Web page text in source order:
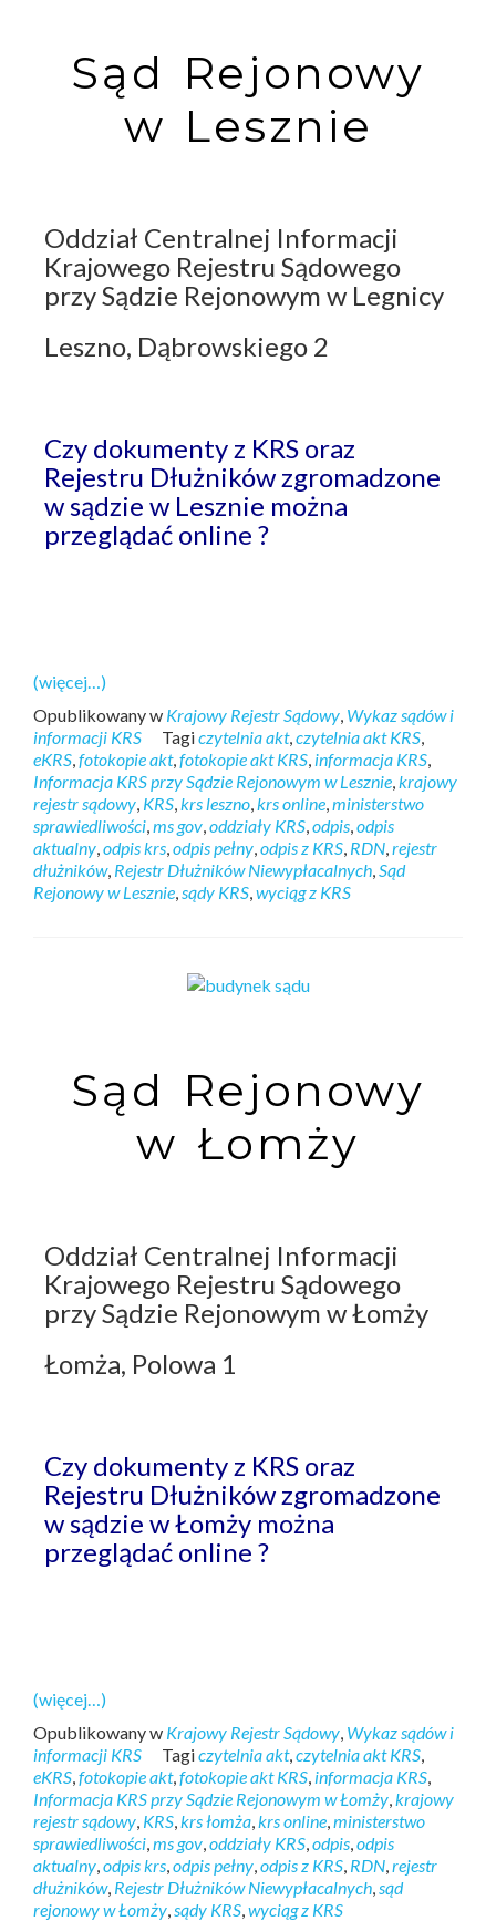
Sąd Rejonowy
w Lesznie
Oddział Centralnej Informacji
Krajowego Rejestru Sądowego
przy Sądzie Rejonowym w Legnicy
Leszno, Dąbrowskiego 2
Czy dokumenty z KRS oraz
Rejestru Dłużników zgromadzone
w sądzie w Lesznie można
przeglądać online ?
(więcej…)
Opublikowany w Krajowy Rejestr Sądowy Wykaz sądów i
informacji KRS
Tagiczytelnia akt, czytelnia akt KRS
eKRS fotokopie akt, fotokopie akt KRS informacja KRS
Informacja KRS przy Sądzie Rejonowym w Lesznie krajowy
rejestr sądowy KRS krs leszno krs online ministerstwo
sprawiedliwości ms gov oddziały KRS odpis odpis
aktualny odpis krs odpis pełny odpis z KRS RDN rejestr
dłużników, Rejestr Dłużników Niewypłacalnych Sąd
Rejonowy w Lesznie sądy KRS wyciąg z KRS
Sąd Rejonowy
w Łomży
Oddział Centralnej Informacji
Krajowego Rejestru Sądowego
przy Sądzie Rejonowym w Łomży
Łomża, Polowa 1
Czy dokumenty z KRS oraz
Rejestru Dłużników zgromadzone
w sądzie w Łomży można
przeglądać online ?
(więcej…)
Opublikowany w Krajowy Rejestr Sądowy Wykaz sądów i
informacji KRS
Tagiczytelnia akt, czytelnia akt KRS
eKRS fotokopie akt, fotokopie akt KRS informacja KRS
Informacja KRS przy Sądzie Rejonowym w Łomży krajowy
rejestr sądowy KRS krs łomża krs online ministerstwo
sprawiedliwości ms gov oddziały KRS odpis odpis
aktualny odpis krs odpis pełny odpis z KRS RDN rejestr
dłużników, Rejestr Dłużników Niewypłacalnych sąd
rejonowy w Łomży sądy KRS wyciąg z KRS